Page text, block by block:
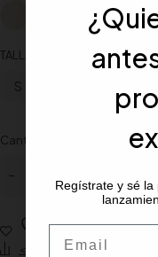
TALLA
S
Cantidad
<span class="ts-tooltip
Regístrate y sé la